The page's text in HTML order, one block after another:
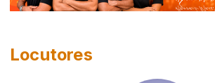
Locutores